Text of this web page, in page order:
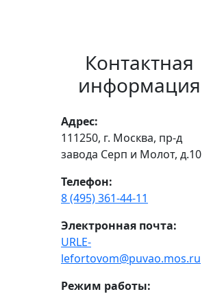
Контактная
информация
Адрес:
111250, г. Москва, пр-д
завода Серп и Молот, д.10
Телефон:
8 (495) 361-44-11
Электронная почта:
URLE-
lefortovom@puvao.mos.ru
Режим работы: